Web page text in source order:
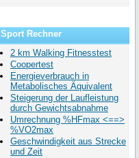
Sport Rechner
2 km Walking Fitnesstest
Coopertest
Energieverbrauch in
Metabolisches Äquivalent
Steigerung der Laufleistung
durch Gewichtsabnahme
Umrechnung %HFmax <==>
%VO2max
Geschwindigkeit aus Strecke
und Zeit